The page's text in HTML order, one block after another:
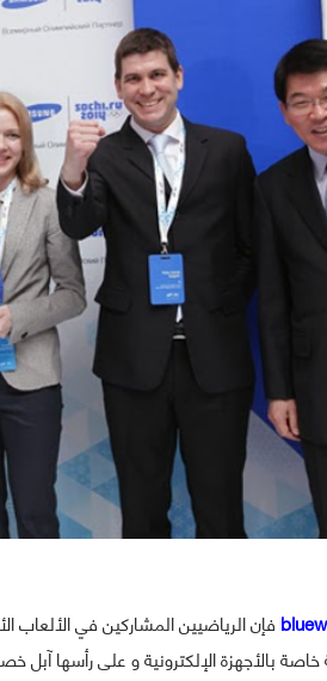
خاصة بالأجهزة الإلكترونية و على رأسها آبل